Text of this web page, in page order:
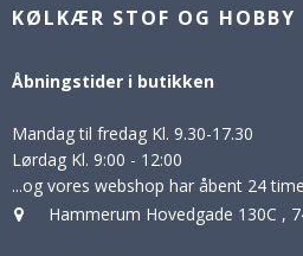
KØLKÆR STOF OG HOBBY
Åbningstider i butikken
Mandag til fredag Kl. 9.30-17.30
Lørdag Kl. 9:00 - 12:00
...og vores webshop har åbent 24
Hammerum Hovedgade 130C ,